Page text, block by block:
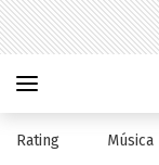
Rating Música